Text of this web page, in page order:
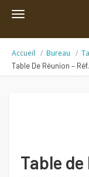
Toggle
Accueil Bureau
Table De Réunion –
Table de